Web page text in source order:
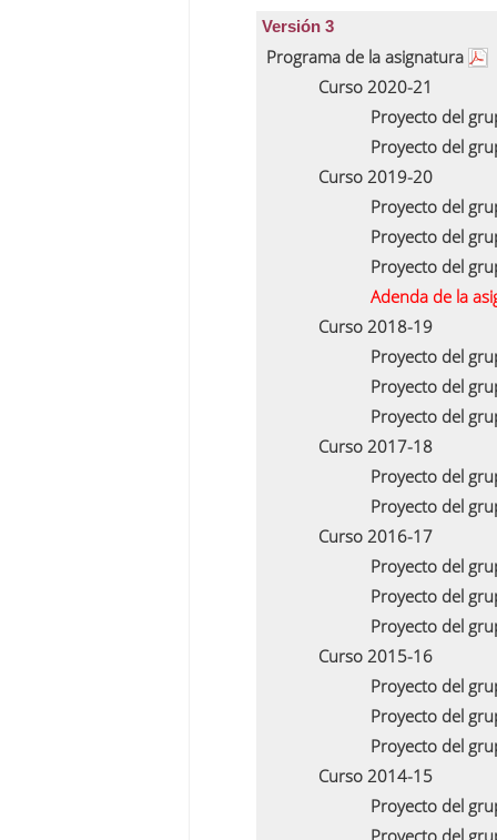
Versión 3
Programa de la asignatura
Curso 2020-21
Proyecto del
Proyecto del
Curso 2019-20
Proyecto del
Proyecto del
Proyecto del
Adenda de la
Curso 2018-19
Proyecto del
Proyecto del
Proyecto del
Curso 2017-18
Proyecto del
Proyecto del
Curso 2016-17
Proyecto del
Proyecto del
Proyecto del
Curso 2015-16
Proyecto del
Proyecto del
Proyecto del
Curso 2014-15
Proyecto del
Proyecto del